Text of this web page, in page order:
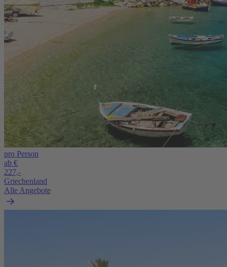
pro Person
ab €
227,-
Griechenland
Alle Angebote